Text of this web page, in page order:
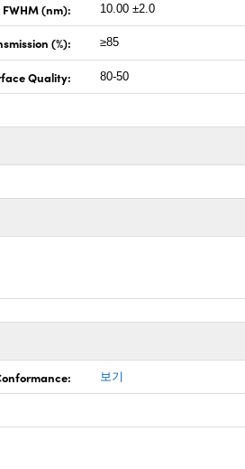
(nm): 10.00 ±2.0
(%): ≥85
Quality: 80-50
보기